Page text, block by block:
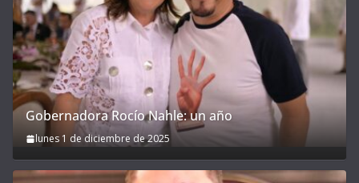
Gobernadora Rocío Nahle: un año
lunes 1 de diciembre de 2025